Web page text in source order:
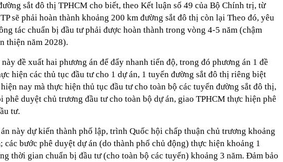
sắt đô thị TPHCM cho biết, theo Kết luận số 49 của Bộ Chính trị, từ
sẽ phải hoàn thành khoảng 200 km đường sắt đô thị còn lại Theo đó, yêu
tác chuẩn bị đầu tư phải được hoàn thành trong vòng 4-5 năm (chậm
thiện năm 2028).
đề xuất hai phương án để đẩy nhanh tiến độ, trong đó phương án 1 đề
hiện các thủ tục đầu tư cho 1 dự án, 1 tuyến đường sắt đô thị riêng biệt
nay mà thực hiện thủ tục đầu tư cho toàn bộ các tuyến đường sắt đô thị,
phê duyệt chủ trương đầu tư cho toàn bộ dự án, giao TPHCM thực hiện phê
tư.
này dự kiến thành phố lập, trình Quốc hội chấp thuận chủ trương khoảng
các bước phê duyệt dự án (do thành phố chủ động) thực hiện khoảng 1
thời gian chuẩn bị đầu tư (cho toàn bộ các tuyến) khoảng 3 năm. Đảm bảo